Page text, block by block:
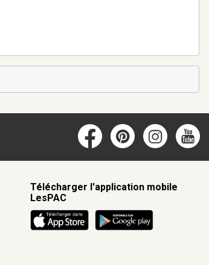
Télécharger l'application mobile
LesPAC